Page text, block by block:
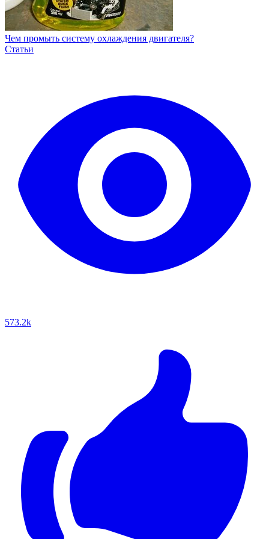
Чем промыть систему охлаждения двигателя?
Статьи
573.2k